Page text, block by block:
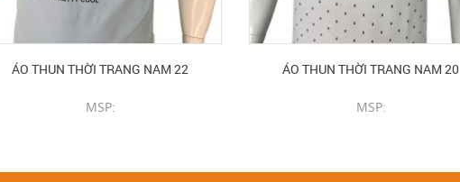
ÁO THUN THỜI TRANG NAM 22
MSP:
ÁO THUN THỜI TRANG NAM 20
MSP: